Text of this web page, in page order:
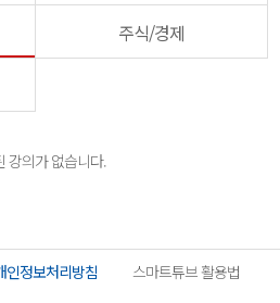
주식/경제
강의가 없습니다.
인정보처리방침 스마트튜브 활용법